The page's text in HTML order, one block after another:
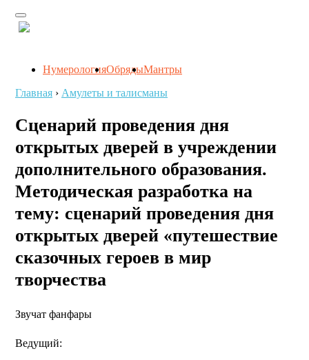
НумерологияОбрядыМантры
Главная › Амулеты и талисманы
Сценарий проведения дня
открытых дверей в учреждении
дополнительного образования.
Методическая разработка на
тему: сценарий проведения дня
открытых дверей «путешествие
сказочных героев в мир
творчества
Звучат фанфары
Ведущий: